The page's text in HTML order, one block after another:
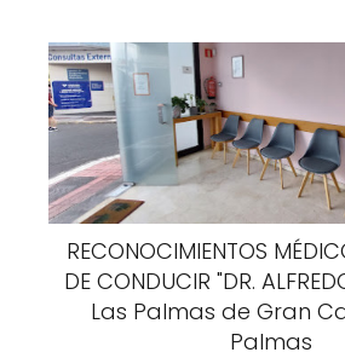
RECONOCIMIENTOS
DE CONDUCIR "DR.
Las Palmas de Gran
Palmas